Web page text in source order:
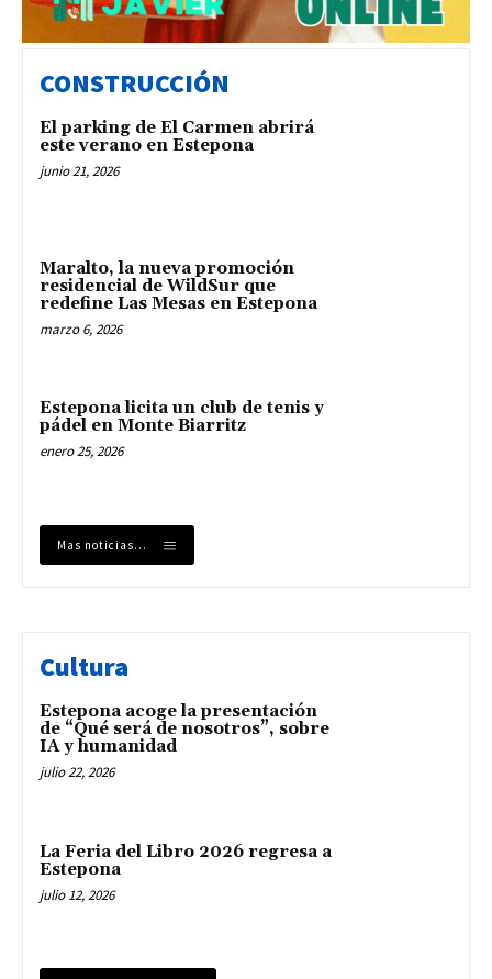
CONSTRUCCIÓN
El parking de El Carmen abrirá
este verano en Estepona
junio 21, 2026
Maralto, la nueva promoción
residencial de WildSur que
redefine Las Mesas en Estepona
marzo 6, 2026
Estepona licita un club de tenis y
pádel en Monte Biarritz
enero 25, 2026
Mas noticias...
Cultura
Estepona acoge la presentación
de “Qué será de nosotros”, sobre
IA y humanidad
julio 22, 2026
La Feria del Libro 2026 regresa a
Estepona
julio 12, 2026